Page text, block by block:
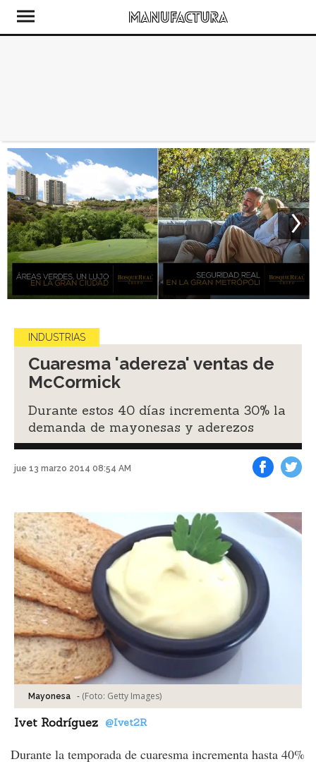
INDUSTRIAS
Cuaresma 'adereza' ventas de
McCormick
Durante estos 40 días incrementa 30% la
demanda de mayonesas y aderezos
jue 13 marzo 2014 08:54 AM
Mayonesa - (Foto: Getty Images)
Ivet Rodríguez @Ivet2R
Durante la temporada de cuaresma incrementa hasta 40%